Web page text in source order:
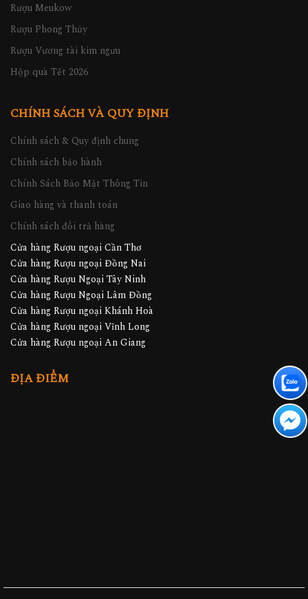
Rượu Meukow
Rượu Phong Thủy
Rượu Vương tài kim ngưu
Hộp quà Tết 2026
CHÍNH SÁCH VÀ QUY ĐỊNH
Chính sách & Quy định chung
Chính sách bảo hành
Chính Sách Bảo Mật Thông Tin
Giao hàng và thanh toán
Chính sách đổi trả hàng
Cửa hàng Rượu ngoại Cần Thơ
Cửa hàng Rượu ngoại Đồng Nai
Cửa hàng Rượu Ngoại Tây Ninh
Cửa hàng Rượu Ngoại Lâm Đồng
Cửa hàng Rượu ngoại Khánh Hoà
Cửa hàng Rượu ngoại Vĩnh Long
Cửa hàng Rượu ngoại An Giang
ĐỊA ĐIỂM